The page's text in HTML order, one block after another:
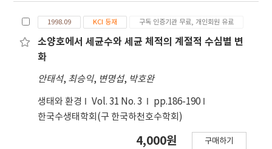
1998.09 KCI 등재 구독 인증기관 무료, 개인회원 유료
소양호에서 세균수와 세균 체적의 계절적 수심별 변
화
안태석, 최승익, 변명섭, 박호완
생태와 환경 Vol. 31 No. 3
pp.186-190
한국수생태학회(구 한국하천호수학회)
4,000원 구매하기